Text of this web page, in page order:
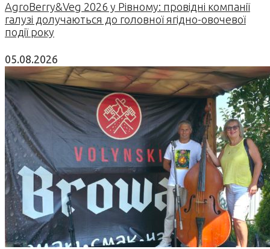
AgroBerry&Veg 2026 у Рівному: провідні компанії
галузі долучаються до головної ягідно-овочевої
події року
05.08.2026